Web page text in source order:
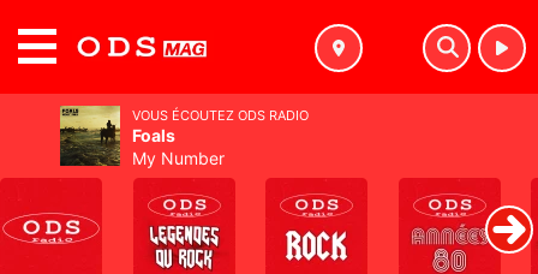
VOUS ÉCOUTEZ ODS RADIO
Foals
My Number